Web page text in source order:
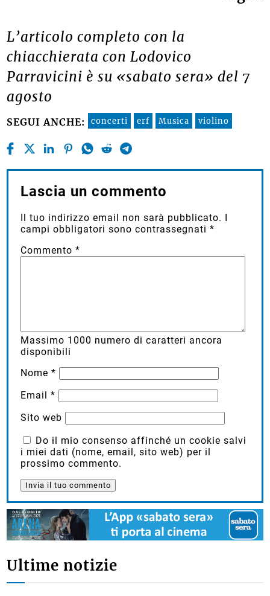
L’articolo completo con la
chiacchierata con Lodovico
Parravicini è su «sabato sera» del 7
agosto
SEGUI ANCHE: concerti erf Musica violino
Lascia un commento
Il tuo indirizzo email non sarà pubblicato. I
campi obbligatori sono contrassegnati*
Commento*
Massimo 1000 numero di caratteri ancora
disponibili
Nome*
Email*
Sito web
Do il mio consenso affinché un cookie salvi
i miei dati (nome, email, sito web) per il
prossimo commento.
Ultime notizie